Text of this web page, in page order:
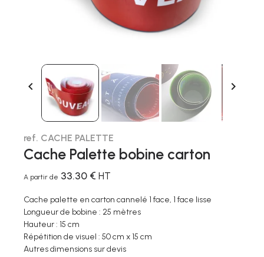
 
ref. CACHE PALETTE
Cache Palette bobine carton
A partir de 33.30 € HT
Cache palette en carton cannelé 1 face, 1 face lisse
Longueur de bobine : 25 mètres
Hauteur : 15 cm
Répétition de visuel : 50 cm x 15 cm
Autres dimensions sur devis